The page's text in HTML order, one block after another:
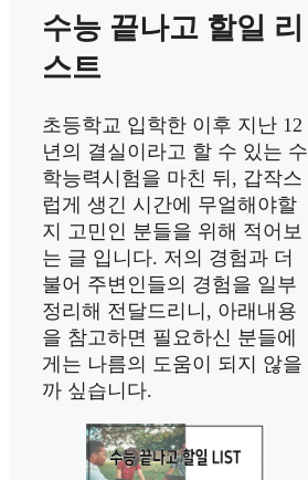
수능 끝나고 할일 리
스트
초등학교 입학한 이후 지난 12
년의 결실이라고 할 수 있는 수
학능력시험을 마친 뒤, 갑작스
럽게 생긴 시간에 무얼해야할
지 고민인 분들을 위해 적어보
는 글 입니다. 저의 경험과 더
불어 주변인들의 경험을 일부
정리해 전달드리니, 아래내용
을 참고하면 필요하신 분들에
게는 나름의 도움이 되지 않을
까 싶습니다.